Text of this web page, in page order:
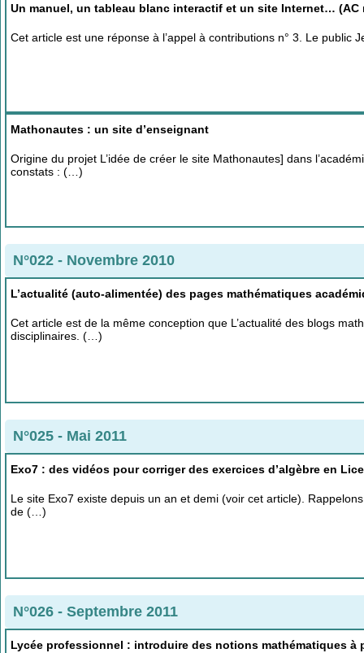
Un manuel, un tableau blanc interactif et un site Internet… (AC
Cet article est une réponse à l’appel à contributions n° 3. Le
Mathonautes : un site d’enseignant
Origine du projet L’idée de créer le site Mathonautes] dans
constats : (…)
N°022 - Novembre 2010
L’actualité (auto-alimentée) des pages mathématiques
Cet article est de la même conception que L’actualité des blogs
disciplinaires. (…)
N°025 - Mai 2011
Exo7 : des vidéos pour corriger des exercices d’algèbre en
Le site Exo7 existe depuis un an et demi (voir cet article).
de (…)
N°026 - Septembre 2011
Lycée professionnel : introduire des notions mathématiques à